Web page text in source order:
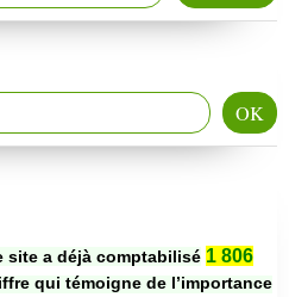
site a déjà comptabilisé 1 806
qui témoigne de l’importance